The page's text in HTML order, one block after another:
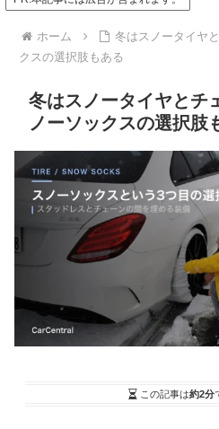
ホーム
冬はスノータイヤ
クスの選択肢もある
冬はスノータイヤとチ
ノーソックスの選択肢
この記事は約2分